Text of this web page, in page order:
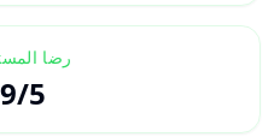
رضا
5